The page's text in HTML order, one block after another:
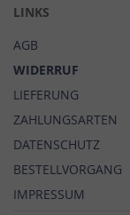
LINKS
AGB
WIDERRUF
LIEFERUNG
ZAHLUNGSARTEN
DATENSCHUTZ
BESTELLVORGANG
IMPRESSUM